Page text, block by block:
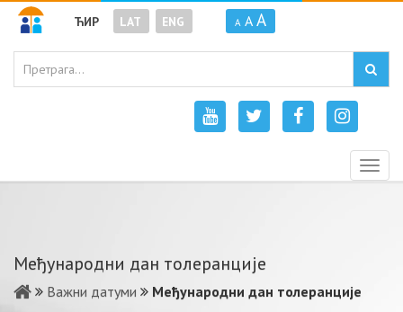
ЋИР LAT ENG A A A
Међународни дан толеранције
Важни датуми Међународни дан толеранције